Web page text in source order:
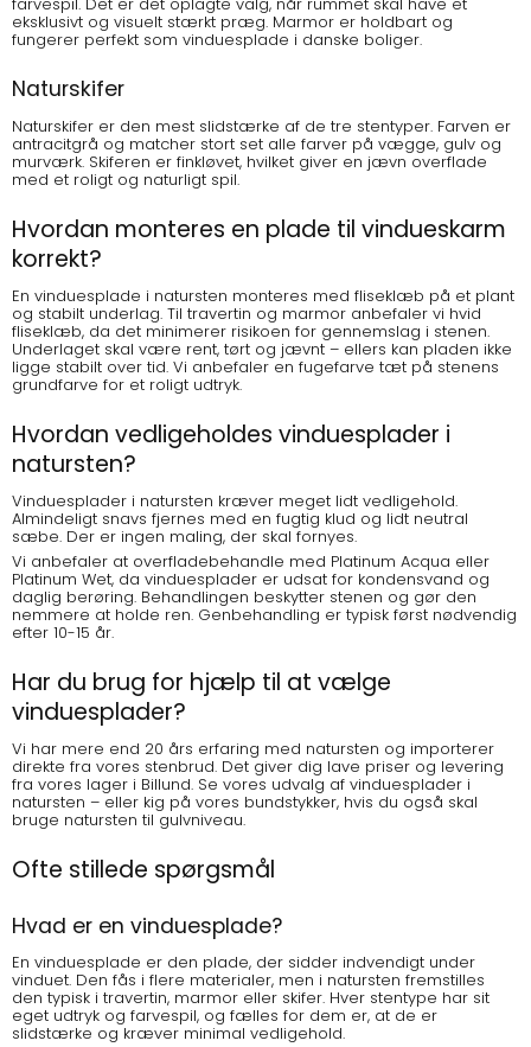
eksklusivt og visuelt stærkt præg. Marmor er holdbart og
fungerer perfekt som vinduesplade i danske boliger.
Naturskifer
Naturskifer er den mest slidstærke af de tre stentyper. Farven er
antracitgrå og matcher stort set alle farver på vægge, gulv og
murværk. Skiferen er finkløvet, hvilket giver en jævn overflade
med et roligt og naturligt spil.
Hvordan monteres en plade til vindueskarm
korrekt?
En vinduesplade i natursten monteres med fliseklæb på et plant
og stabilt underlag. Til travertin og marmor anbefaler vi hvid
fliseklæb, da det minimerer risikoen for gennemslag i stenen.
Underlaget skal være rent, tørt og jævnt – ellers kan pladen ikke
ligge stabilt over tid. Vi anbefaler en fugefarve tæt på stenens
grundfarve for et roligt udtryk.
Hvordan vedligeholdes vinduesplader i
natursten?
Vinduesplader i natursten kræver meget lidt vedligehold.
Almindeligt snavs fjernes med en fugtig klud og lidt neutral
sæbe. Der er ingen maling, der skal fornyes.
Vi anbefaler at overfladebehandle med Platinum Acqua eller
Platinum Wet, da vinduesplader er udsat for kondensvand og
daglig berøring. Behandlingen beskytter stenen og gør den
nemmere at holde ren. Genbehandling er typisk først nødvendig
efter 10-15 år.
Har du brug for hjælp til at vælge
vinduesplader?
Vi har mere end 20 års erfaring med natursten og importerer
direkte fra vores stenbrud. Det giver dig lave priser og levering
fra vores lager i Billund. Se vores udvalg af vinduesplader i
natursten – eller kig på vores bundstykker, hvis du også skal
bruge natursten til gulvniveau.
Ofte stillede spørgsmål
Hvad er en vinduesplade?
En vinduesplade er den plade, der sidder indvendigt under
vinduet. Den fås i flere materialer, men i natursten fremstilles
den typisk i travertin, marmor eller skifer. Hver stentype har sit
eget udtryk og farvespil, og fælles for dem er, at de er
slidstærke og kræver minimal vedligehold.